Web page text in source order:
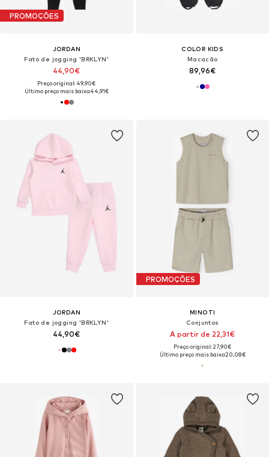
PROMOÇÕES
JORDAN
Fato de jogging 'BRKLYN'
44,90€
Preço original: 49,90€
Último preço mais baixo:44,91€
COLOR KIDS
Macacão
89,96€
JORDAN
Fato de jogging 'BRKLYN'
44,90€
PROMOÇÕES
MINOTI
Conjuntos
A partir de 22,31€
Preço original: 27,90€
Último preço mais baixo:20,08€